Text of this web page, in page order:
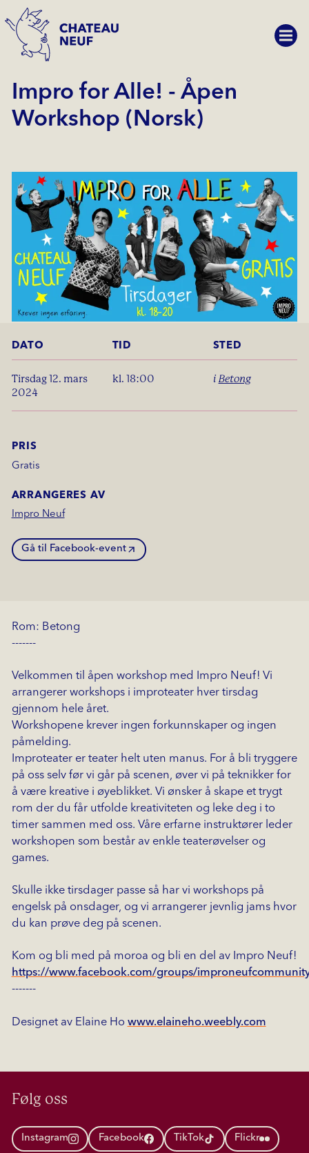
Impro for Alle! - Åpen
Workshop (Norsk)
PRIS
Gratis
ARRANGERES AV
Impro Neuf
Gå til Facebook-event
DATO TID STED
tirsdag 12. mars
2024
kl. 18:00 i Betong
Rom: Betong
-------
Velkommen til åpen workshop med Impro Neuf! Vi
arrangerer workshops i improteater hver tirsdag
gjennom hele året.
Workshopene krever ingen forkunnskaper og ingen
påmelding.
Improteater er teater helt uten manus. For å bli tryggere
på oss selv før vi går på scenen, øver vi på teknikker for
å være kreative i øyeblikket. Vi ønsker å skape et trygt
rom der du får utfolde kreativiteten og leke deg i to
timer sammen med oss. Våre erfarne instruktører leder
workshopen som består av enkle teaterøvelser og
games.
Skulle ikke tirsdager passe så har vi workshops på
engelsk på onsdager, og vi arrangerer jevnlig jams hvor
du kan prøve deg på scenen.
Kom og bli med på moroa og bli en del av Impro Neuf!
https://www.facebook.com/groups/
-------
Designet av Elaine Ho www.elaineho.weebly.com
Følg oss
Instagram Facebook TikTok Flickr